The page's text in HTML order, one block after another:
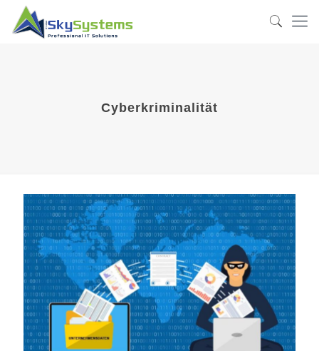
Cyberkriminalität